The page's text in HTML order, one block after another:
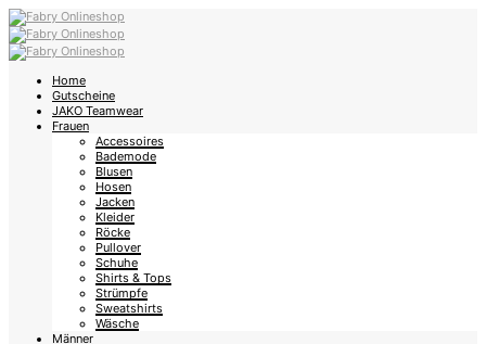
Home
Gutscheine
JAKO Teamwear
Frauen
Accessoires
Bademode
Blusen
Hosen
Jacken
Kleider
Röcke
Pullover
Schuhe
Shirts & Tops
Strümpfe
Sweatshirts
Wäsche
Männer